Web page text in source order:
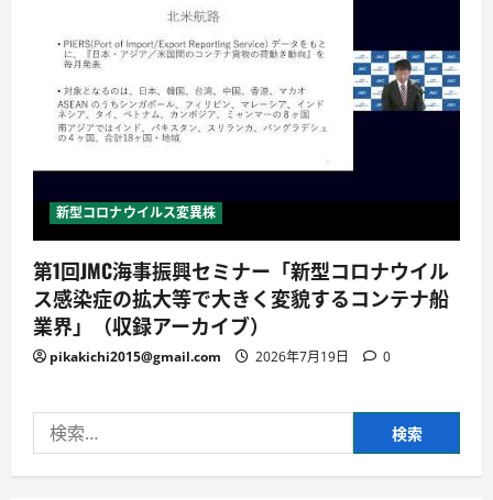
新型コロナウイルス変異株
第1回JMC海事振興セミナー「新型コロナウイル
ス感染症の拡大等で大きく変貌するコンテナ船
業界」（収録アーカイブ）
pikakichi2015@gmail.com 2026年7月19日 0
索: